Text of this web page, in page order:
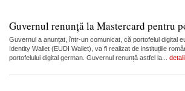
Guvernul renunță la Mastercard pentru
Guvernul a anunțat, într-un comunicat, că portofelul digital
Identity Wallet (EUDI Wallet), va fi realizat de instituțiile
portofelului digital german. Guvernul renunță astfel la... detalii